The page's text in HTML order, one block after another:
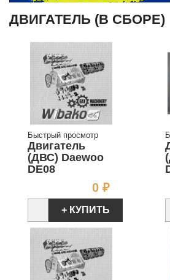
ДВИГАТЕЛЬ (В СБОРЕ)
Быстрый просмотр
Двигатель
(ДВС) Daewoo
DE08
0 ₽Цена
+ КУПИТЬ